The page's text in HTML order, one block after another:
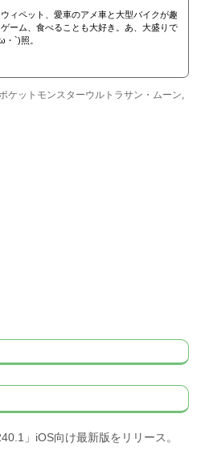
ィペット、愛車のアメ車と大型バイクが趣
ーム、食べることも大好き。あ、大盛りで
・`)照。
ポケットモンスターウルトラサン・ムーン
」iOS向け最新版をリリース。